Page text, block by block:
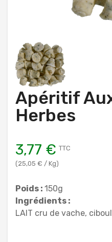
Apéritif
Herbes
3,77 €
(25,05 € / Kg)
TTC
Poids : 150g
Ingrédients :
LAIT cru de vache,